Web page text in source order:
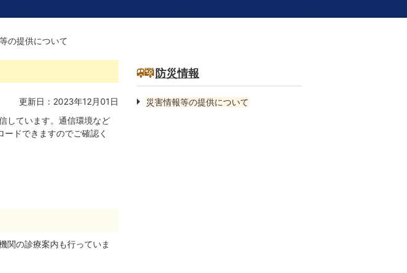
の提供について
更新日：2023年12月01日
しています。通信環境など
ドできますのでご確認く
関の診療案内も行っていま
防災情報
災害情報等の提供について